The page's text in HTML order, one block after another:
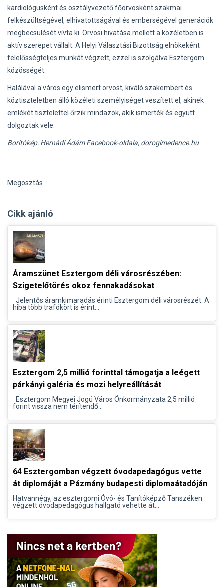
kardiológusként és osztályvezető főorvosként szakmai
felkészültségével, elhivatottságával és emberségével generációk
megbecsülését vívta ki. Orvosi hivatása mellett a közéletben is
aktív szerepet vállalt. A Helyi Választási Bizottság elnökeként
felelősségteljes munkát végzett, ezzel is szolgálva Esztergom
közösségét.
Halálával a város egy elismert orvost, kiváló szakembert és
köztiszteletben álló közéleti személyiséget veszített el, akinek
emlékét tisztelettel őrzik mindazok, akik ismerték és együtt
dolgoztak vele.
Borítókép: Hernádi Ádám Facebook-oldala, dorogimedence.hu
Megosztás
Cikk ajánló
Áramszünet Esztergom déli városrészében:
Szigetelőtörés okoz fennakadásokat
Jelentős áramkimaradás érinti Esztergom déli városrészét. A
hiba több trafókört is érint...
Esztergom 2,5 millió forinttal támogatja a leégett
párkányi galéria és mozi helyreállítását
Esztergom Megyei Jogú Város Önkormányzata 2,5 millió
forint vissza nem térítendő...
64 Esztergomban végzett óvodapedagógus vette
át diplomáját a Pázmány budapesti diplomaátadóján
Hatvannégy, az esztergomi Óvó- és Tanítóképző Tanszéken
végzett óvodapedagógus hallgató vehette át...